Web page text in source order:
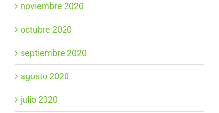
noviembre 2020
octubre 2020
septiembre 2020
agosto 2020
julio 2020